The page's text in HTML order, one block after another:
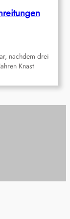
nachdem drei
Knast